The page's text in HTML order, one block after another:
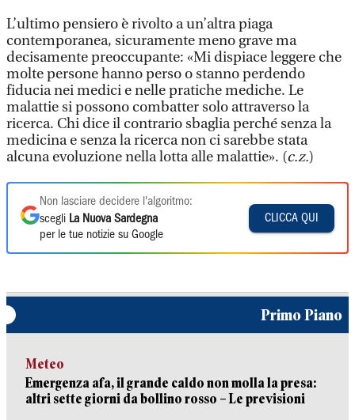
L’ultimo pensiero è rivolto a un’altra piaga
contemporanea, sicuramente meno grave ma
decisamente preoccupante: «Mi dispiace leggere che
molte persone hanno perso o stanno perdendo
fiducia nei medici e nelle pratiche mediche. Le
malattie si possono combatter solo attraverso la
ricerca. Chi dice il contrario sbaglia perché senza la
medicina e senza la ricerca non ci sarebbe stata
alcuna evoluzione nella lotta alle malattie». (c.z.)
Non lasciare decidere l'algoritmo:
scegli La Nuova Sardegna
per le tue notizie su Google
CLICCA QUI
Primo Piano
Meteo
Emergenza afa, il grande caldo non molla la presa:
altri sette giorni da bollino rosso – Le previsioni